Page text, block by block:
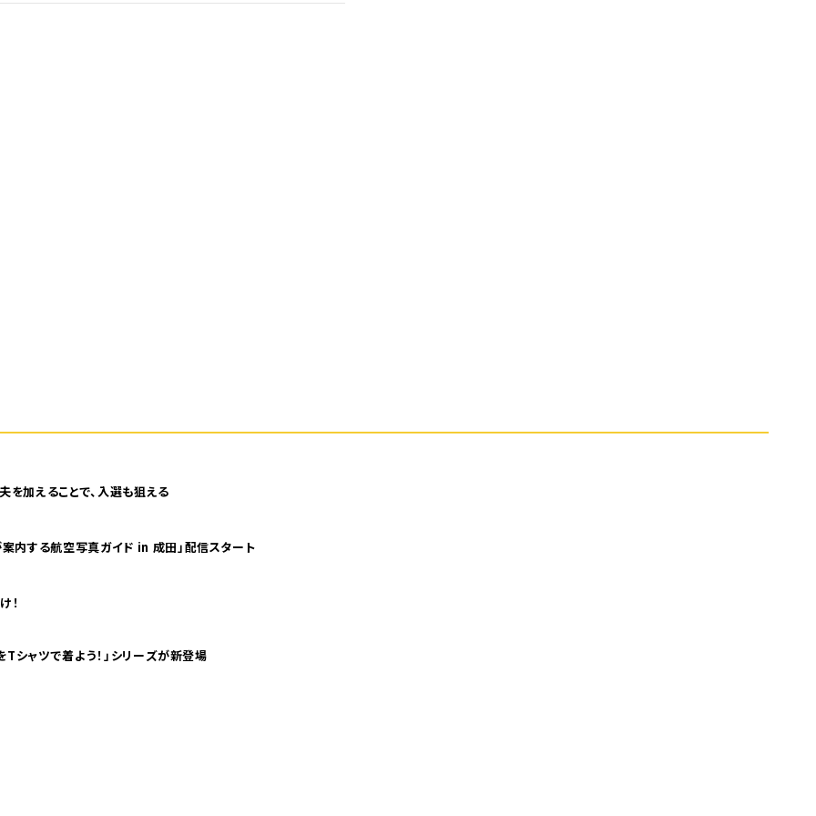
を加えることで、入選も狙える
内する航空写真ガイド in 成田」配信スタート
！
分！ pTaに「 世界の空港をTシャツで着よう！」シリーズが新登場